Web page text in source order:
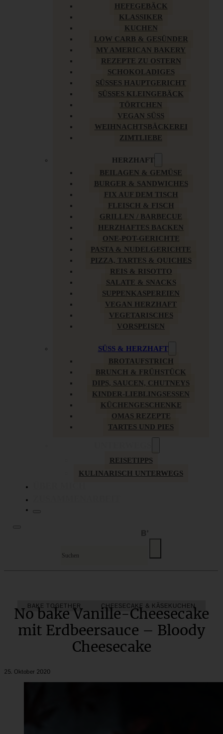
HEFEGEBÄCK
KLASSIKER
KUCHEN
LOW CARB & GESÜNDER
MY AMERICAN BAKERY
REZEPTE ZU OSTERN
SCHOKOLADIGES
SÜSSES HAUPTGERICHT
SÜSSES KLEINGEBÄCK
TÖRTCHEN
VEGAN SÜSS
WEIHNACHTSBÄCKEREI
ZIMTLIEBE
HERZHAFT
BEILAGEN & GEMÜSE
BURGER & SANDWICHES
FIX AUF DEM TISCH
FLEISCH & FISCH
GRILLEN / BARBECUE
HERZHAFTES BACKEN
ONE-POT-GERICHTE
PASTA & NUDELGERICHTE
PIZZA, TARTES & QUICHES
REIS & RISOTTO
SALATE & SNACKS
SUPPENKASPEREIEN
VEGAN HERZHAFT
VEGETARISCHES
VORSPEISEN
SÜSS & HERZHAFT
BROTAUFSTRICH
BRUNCH & FRÜHSTÜCK
DIPS, SAUCEN, CHUTNEYS
KINDER-LIEBLINGSESSEN
KÜCHENGESCHENKE
OMAS REZEPTE
TARTES UND PIES
REISETIPPS
KULINARISCH UNTERWEGS
BAKE TOGETHER CHEESECAKE & KÄSEKUCHEN
No bake Vanille-Cheesecake
mit Erdbeersauce – Bloody
Cheesecake
25. Oktober 2020